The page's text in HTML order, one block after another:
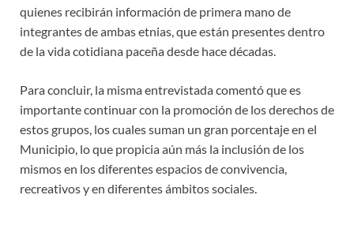
quienes recibirán información de primera mano de
integrantes de ambas etnias, que están presentes dentro
de la vida cotidiana paceña desde hace décadas.
Para concluir, la misma entrevistada comentó que es
importante continuar con la promoción de los derechos de
estos grupos, los cuales suman un gran porcentaje en el
Municipio, lo que propicia aún más la inclusión de los
mismos en los diferentes espacios de convivencia,
recreativos y en diferentes ámbitos sociales.